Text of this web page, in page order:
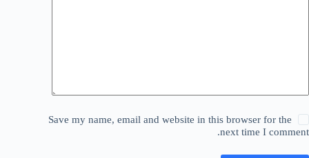
Save my name, email and website in this browser for the
next time I comment.